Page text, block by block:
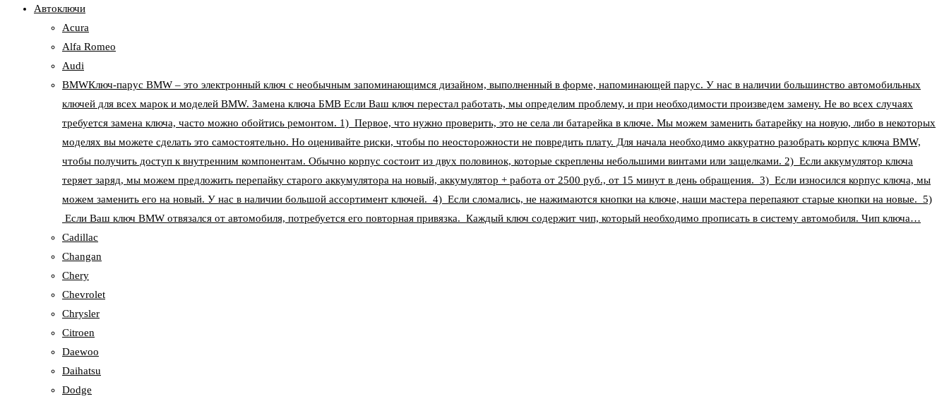
Автоключи
Acura
Alfa Romeo
Audi
BMWКлюч-парус BMW – это электронный ключ с необычным запоминающимся дизайном, выполненный в форме, напоминающей парус. У нас в наличии большинство автомобильных
ключей для всех марок и моделей BMW. Замена ключа БМВ Если Ваш ключ перестал работать, мы определим проблему, и при необходимости произведем замену. Не во всех случаях
требуется замена ключа, часто можно обойтись ремонтом. 1) Первое, что нужно проверить, это не села ли батарейка в ключе. Мы можем заменить батарейку на новую, либо в некоторых
моделях вы можете сделать это самостоятельно. Но оценивайте риски, чтобы по неосторожности не повредить плату. Для начала необходимо аккуратно разобрать корпус ключа BMW,
чтобы получить доступ к внутренним компонентам. Обычно корпус состоит из двух половинок, которые скреплены небольшими винтами или защелками. 2) Если аккумулятор ключа
теряет заряд, мы можем предложить перепайку старого аккумулятора на новый, аккумулятор + работа от 2500 руб., от 15 минут в день обращения. 3) Если износился корпус ключа, мы
можем заменить его на новый. У нас в наличии большой ассортимент ключей. 4) Если сломались, не нажимаются кнопки на ключе, наши мастера перепаяют старые кнопки на новые. 5)
Если Ваш ключ BMW отвязался от автомобиля, потребуется его повторная привязка. Каждый ключ содержит чип, который необходимо прописать в систему автомобиля. Чип ключа…
Cadillac
Changan
Chery
Chevrolet
Chrysler
Citroen
Daewoo
Daihatsu
Dodge